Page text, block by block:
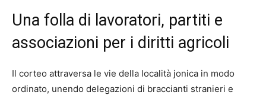
Una folla di lavoratori, partiti e
associazioni per i diritti agricoli
Il corteo attraversa le vie della località jonica in modo
ordinato, unendo delegazioni di braccianti stranieri e